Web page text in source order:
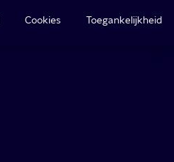
Cookies Toegankelijkheid